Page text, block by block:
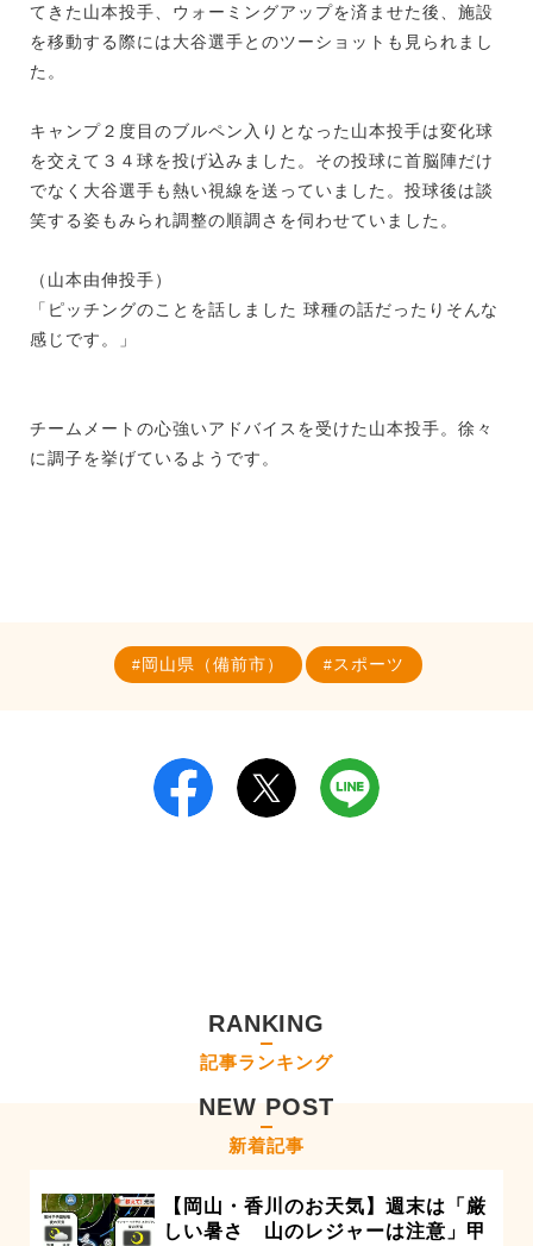
てきた山本投手、ウォーミングアップを済ませた後、施設
を移動する際には大谷選手とのツーショットも見られまし
た。
キャンプ２度目のブルペン入りとなった山本投手は変化球
を交えて３４球を投げ込みました。その投球に首脳陣だけ
でなく大谷選手も熱い視線を送っていました。投球後は談
笑する姿もみられ調整の順調さを伺わせていました。
（山本由伸投手）
「ピッチングのことを話しました 球種の話だったりそんな
感じです。」
チームメートの心強いアドバイスを受けた山本投手。徐々
に調子を挙げているようです。
岡山県（備前市） スポーツ
RANKING
記事ランキング
NEW POST
新着記事
【岡山・香川のお天気】週末は「厳
しい暑さ 山のレジャーは注意」甲